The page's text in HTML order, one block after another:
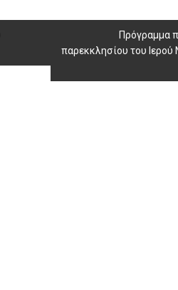
Πρόγραμμα
παρεκκλησίου του